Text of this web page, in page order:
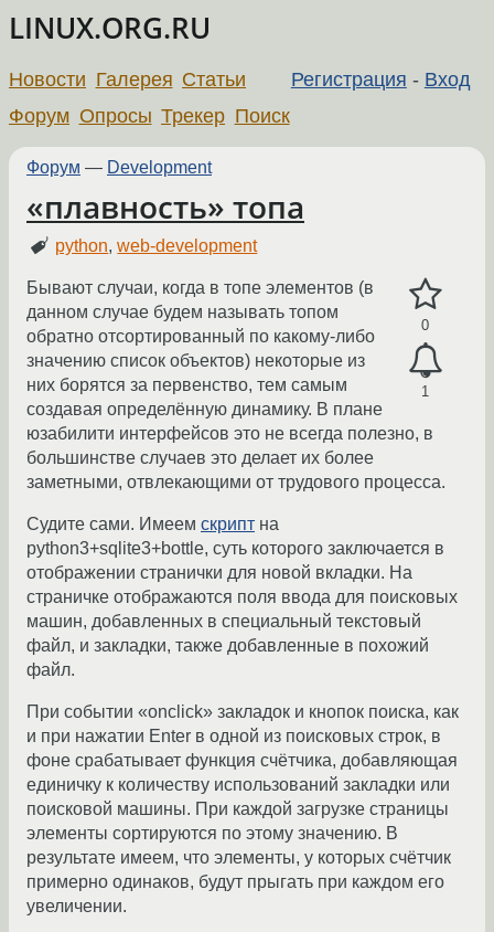
LINUX.ORG.RU
Регистрация - Вход
Новости Галерея Статьи
Форум Опросы Трекер Поиск
Форум — Development
«плавность» топа
python,web-development
0
1
Бывают случаи, когда в топе элементов (в
данном случае будем называть топом
обратно отсортированный по какому-либо
значению список объектов) некоторые из
них борятся за первенство, тем самым
создавая определённую динамику. В плане
юзабилити интерфейсов это не всегда полезно, в
большинстве случаев это делает их более
заметными, отвлекающими от трудового процесса.
Судите сами. Имеем скрипт на
python3+sqlite3+bottle, суть которого заключается в
отображении странички для новой вкладки. На
страничке отображаются поля ввода для поисковых
машин, добавленных в специальный текстовый
файл, и закладки, также добавленные в похожий
файл.
При событии «onclick» закладок и кнопок поиска, как
и при нажатии Enter в одной из поисковых строк, в
фоне срабатывает функция счётчика, добавляющая
единичку к количеству использований закладки или
поисковой машины. При каждой загрузке страницы
элементы сортируются по этому значению. В
результате имеем, что элементы, у которых счётчик
примерно одинаков, будут прыгать при каждом его
увеличении.